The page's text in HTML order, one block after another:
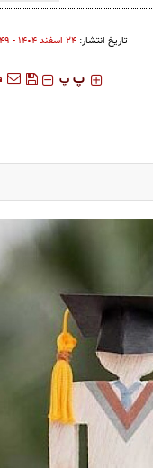
تاریخ انتشار: ۲۴ اسفند ۱۴۰۴ - ۰۷:۴۹
‍‍‍ پ پ